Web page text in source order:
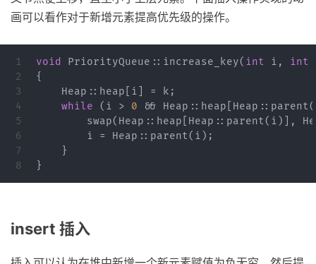
画可以看作对于新增元素提高优先级的操作。
1
2
3
4
5
6
7
void PriorityQueue :: increase_key( int i , int
{
Heap :: heap i = k ;
while
( i > 0 && Heap :: heap Heap :: parent(
swap( Heap :: heap Heap :: parent( i )],
i
= Heap :: parent( i );
}
}
insert 插入